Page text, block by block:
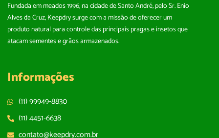
Fundada em meados 1996, na cidade de Santo André, pelo Sr. Enio
Alves da Cruz, Keepdry surge com a missão de oferecer um
produto natural para controle das principais pragas e insetos que
atacam sementes e grãos armazenados.
Informações
(11) 99949-8830
(11) 4451-6638
contato@keepdry.com.br